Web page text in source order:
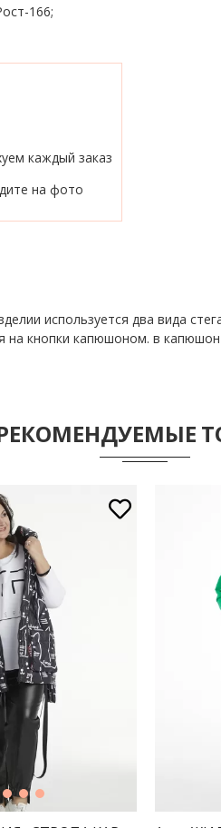
166;
каждый заказ
на фото
используется два вида
кнопки капюшоном. в